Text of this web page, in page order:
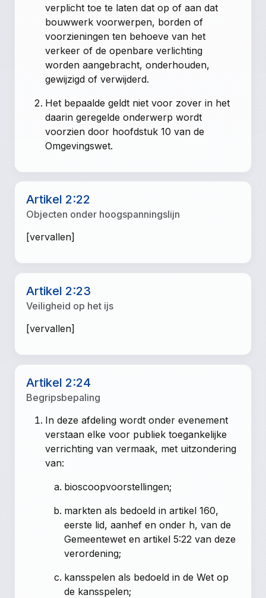
verplicht toe te laten dat op of aan dat
bouwwerk voorwerpen, borden of
voorzieningen ten behoeve van het
verkeer of de openbare verlichting
worden aangebracht, onderhouden,
gewijzigd of verwijderd.
Het bepaalde geldt niet voor zover in het
daarin geregelde onderwerp wordt
voorzien door hoofdstuk 10 van de
Omgevingswet.
Artikel 2:22
Objecten onder hoogspanningslijn
[vervallen]
Artikel 2:23
Veiligheid op het ijs
[vervallen]
Artikel 2:24
Begripsbepaling
In deze afdeling wordt onder evenement
verstaan elke voor publiek toegankelijke
verrichting van vermaak, met uitzondering
van:
bioscoopvoorstellingen;
markten als bedoeld in artikel 160,
eerste lid, aanhef en onder h, van de
Gemeentewet en artikel 5:22 van deze
verordening;
kansspelen als bedoeld in de Wet op
de kansspelen;